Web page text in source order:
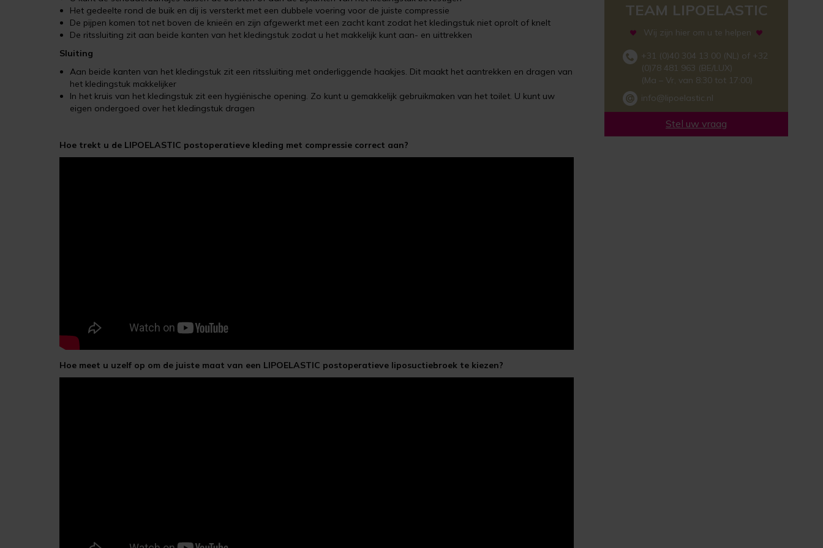
Het gedeelte rond de buik en dij is versterkt met een dubbele voering voor de juiste compressie
De pijpen komen tot net boven de knieën en zijn afgewerkt met een zacht kant zodat het kledingstuk niet oprolt of knelt
De ritssluiting zit aan beide kanten van het kledingstuk zodat u het makkelijk kunt aan- en uittrekken
Sluiting
Aan beide kanten van het kledingstuk zit een ritssluiting met onderliggende haakjes. Dit maakt het aantrekken en dragen van
het kledingstuk makkelijker
In het kruis van het kledingstuk zit een hygiënische opening. Zo kunt u gemakkelijk gebruikmaken van het toilet. U kunt uw
eigen ondergoed over het kledingstuk dragen
Hoe trekt u de LIPOELASTIC postoperatieve kleding met compressie correct aan?
Hoe meet u uzelf op om de juiste maat van een LIPOELASTIC postoperatieve liposuctiebroek te kiezen?
TEAM LIPOELASTIC
Wij zijn hier om u te helpen
+31 (0)40 304 13 00 (NL) of +32
(0)78 481 963 (BE/LUX)
(Ma – Vr, van 8:30 tot 17:00)
info@lipoelastic.nl
Stel uw vraag